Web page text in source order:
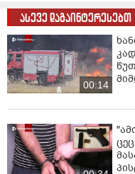
ძლიერი იარაღია. ასე
შეგვიძლია მოვუწოდოთ
ხელისუფლებას,
პოლიტიკურად
ქართველ ხალხს
აირჩიოს თავისი
ცნობისთვის,
„ნეტგაზეთის“
საქმეზე დებატები
ასევე დაგაინტერესებთ
00:14